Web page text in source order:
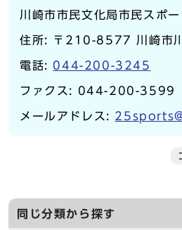
川崎市市民文化局市民スポー
住所: 〒210-8577 川崎市
電話: 044-200-3245
ファクス: 044-200-3599
メールアドレス:
同じ分類から探す